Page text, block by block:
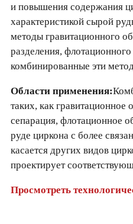
и повышения содержания
характеристикой сырой
методы гравитационного
разделения,
комбинированные эти
Области применения:
таких, как гравитационное
сепарация, флотационное
руде циркона с более
касается других видов
проектирует
Просмотреть